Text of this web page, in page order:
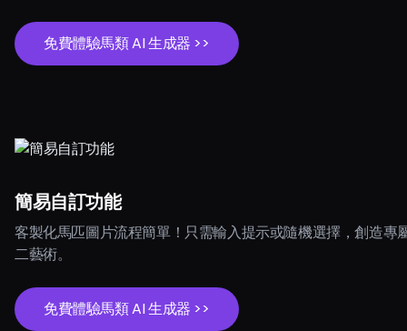
免費體驗馬類 AI 生成器 >>
簡易自訂功能
客製化馬匹圖片流程簡單！只需輸入提示或隨機選擇，創造專
二藝術。
免費體驗馬類 AI 生成器 >>